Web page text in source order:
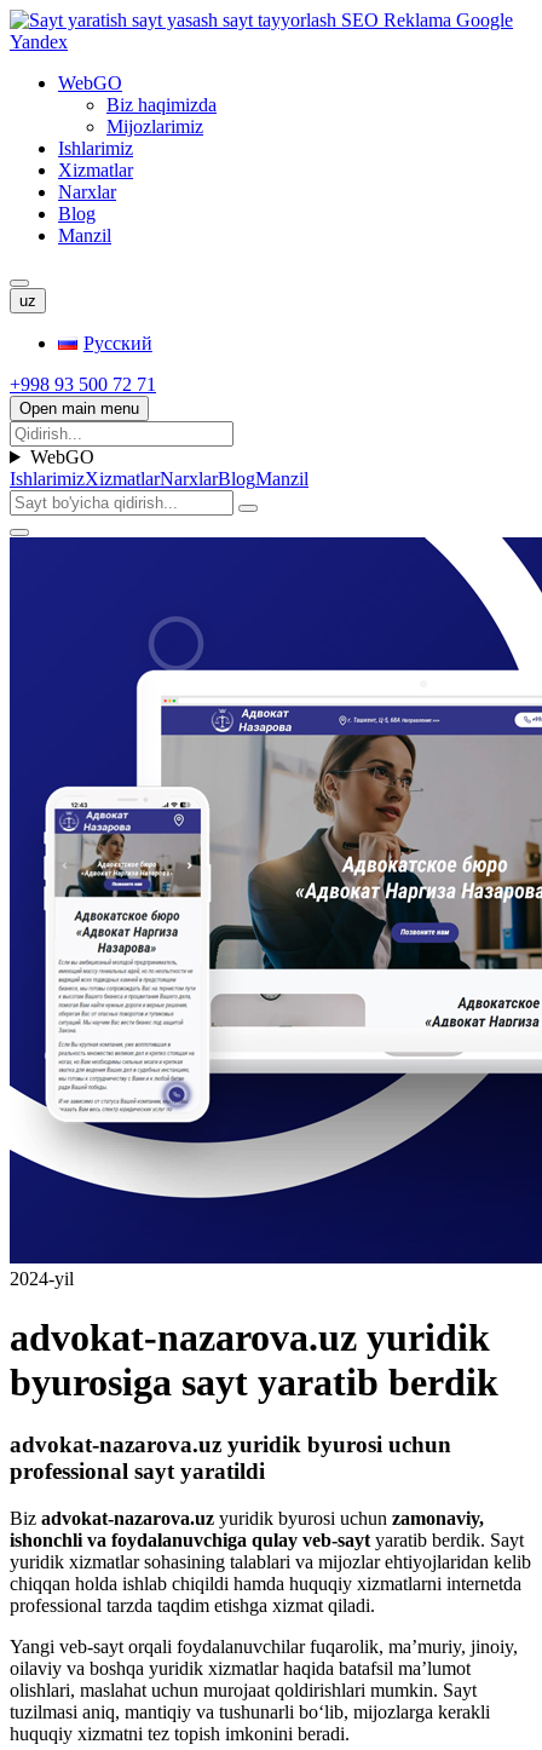
WebGO
Biz haqimizda
Mijozlarimiz
Ishlarimiz
Xizmatlar
Narxlar
Blog
Manzil
uz
Русский
+998 93 500 72 71
Open main menu
WebGO
IshlarimizXizmatlarNarxlarBlogManzil
2024-yil
advokat-nazarova.uz yuridik
byurosiga sayt yaratib berdik
advokat-nazarova.uz yuridik byurosi uchun
professional sayt yaratildi
Biz advokat-nazarova.uz yuridik byurosi uchun zamonaviy,
ishonchli va foydalanuvchiga qulay veb-sayt yaratib berdik. Sayt
yuridik xizmatlar sohasining talablari va mijozlar ehtiyojlaridan kelib
chiqqan holda ishlab chiqildi hamda huquqiy xizmatlarni internetda
professional tarzda taqdim etishga xizmat qiladi.
Yangi veb-sayt orqali foydalanuvchilar fuqarolik, ma’muriy, jinoiy,
oilaviy va boshqa yuridik xizmatlar haqida batafsil ma’lumot
olishlari, maslahat uchun murojaat qoldirishlari mumkin. Sayt
tuzilmasi aniq, mantiqiy va tushunarli bo‘lib, mijozlarga kerakli
huquqiy xizmatni tez topish imkonini beradi.